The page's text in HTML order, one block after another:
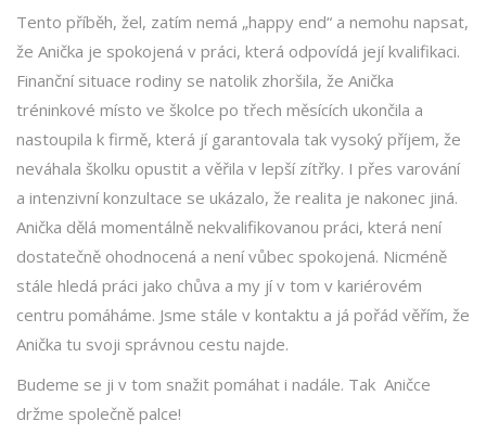
Tento příběh, žel, zatím nemá „happy end“ a nemohu napsat,
že Anička je spokojená v práci, která odpovídá její kvalifikaci.
Finanční situace rodiny se natolik zhoršila, že Anička
tréninkové místo ve školce po třech měsících ukončila a
nastoupila k firmě, která jí garantovala tak vysoký příjem, že
neváhala školku opustit a věřila v lepší zítřky. I přes varování
a intenzivní konzultace se ukázalo, že realita je nakonec jiná.
Anička dělá momentálně nekvalifikovanou práci, která není
dostatečně ohodnocená a není vůbec spokojená. Nicméně
stále hledá práci jako chůva a my jí v tom v kariérovém
centru pomáháme. Jsme stále v kontaktu a já pořád věřím, že
Anička tu svoji správnou cestu najde.
Budeme se ji v tom snažit pomáhat i nadále. Tak Aničce
držme společně palce!